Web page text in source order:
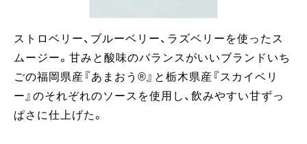
ストロベリー、ブルーベリー、ラズベリーを使ったス
ムージー。甘みと酸味のバランスがいいブランドいち
ごの福岡県産『あまおう®︎』と栃木県産『スカイベリ
ー』のそれぞれのソースを使用し、飲みやすい甘ずっ
ぱさに仕上げた。